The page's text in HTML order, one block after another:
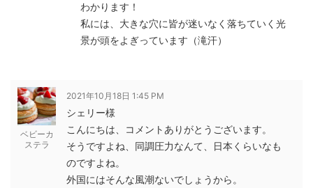
わかります！
私には、大きな穴に皆が迷いなく落ちていく光
景が頭をよぎっています（滝汗）
ベビーカ
ステラ
2021年10月18日 1:45 PM
シェリー様
こんにちは、コメントありがとうございます。
そうですよね、同調圧力なんて、日本くらいなも
のですよね。
外国にはそんな風潮ないでしょうから。